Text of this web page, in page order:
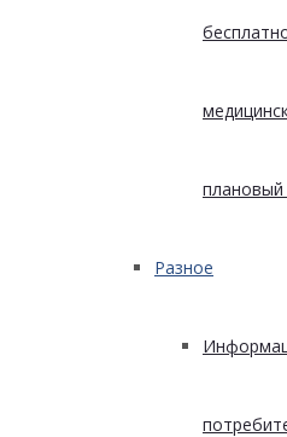
плановый
Разное